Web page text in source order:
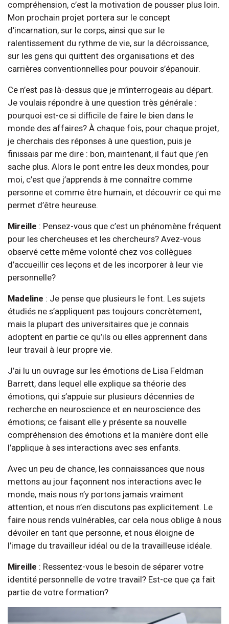
compréhension, c’est la motivation de pousser plus loin.
Mon prochain projet portera sur le concept
d’incarnation, sur le corps, ainsi que sur le
ralentissement du rythme de vie, sur la décroissance,
sur les gens qui quittent des organisations et des
carrières conventionnelles pour pouvoir s’épanouir.
Ce n’est pas là-dessus que je m’interrogeais au départ.
Je voulais répondre à une question très générale :
pourquoi est-ce si difficile de faire le bien dans le
monde des affaires? À chaque fois, pour chaque projet,
je cherchais des réponses à une question, puis je
finissais par me dire : bon, maintenant, il faut que j’en
sache plus. Alors le pont entre les deux mondes, pour
moi, c’est que j’apprends à me connaître comme
personne et comme être humain, et découvrir ce qui me
permet d’être heureuse.
Mireille : Pensez-vous que c’est un phénomène fréquent
pour les chercheuses et les chercheurs? Avez-vous
observé cette même volonté chez vos collègues
d’accueillir ces leçons et de les incorporer à leur vie
personnelle?
Madeline : Je pense que plusieurs le font. Les sujets
étudiés ne s’appliquent pas toujours concrètement,
mais la plupart des universitaires que je connais
adoptent en partie ce qu’ils ou elles apprennent dans
leur travail à leur propre vie.
J’ai lu un ouvrage sur les émotions de Lisa Feldman
Barrett, dans lequel elle explique sa théorie des
émotions, qui s’appuie sur plusieurs décennies de
recherche en neuroscience et en neuroscience des
émotions; ce faisant elle y présente sa nouvelle
compréhension des émotions et la manière dont elle
l’applique à ses interactions avec ses enfants.
Avec un peu de chance, les connaissances que nous
mettons au jour façonnent nos interactions avec le
monde, mais nous n’y portons jamais vraiment
attention, et nous n’en discutons pas explicitement. Le
faire nous rends vulnérables, car cela nous oblige à nous
dévoiler en tant que personne, et nous éloigne de
l’image du travailleur idéal ou de la travailleuse idéale.
Mireille : Ressentez-vous le besoin de séparer votre
identité personnelle de votre travail? Est-ce que ça fait
partie de votre formation?